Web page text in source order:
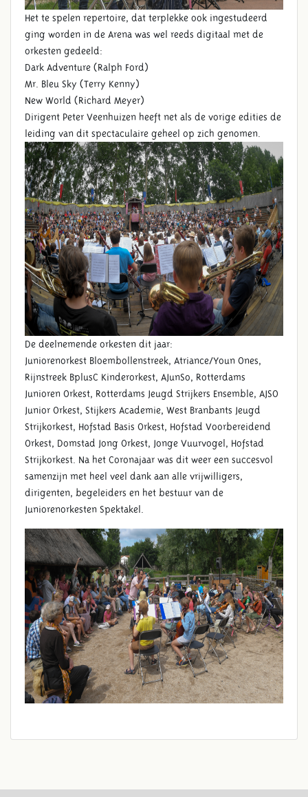
Het te spelen repertoire, dat terplekke ook ingestudeerd
ging worden in de Arena was wel reeds digitaal met de
orkesten gedeeld:
Dark Adventure (Ralph Ford)
Mr. Bleu Sky (Terry Kenny)
New World (Richard Meyer)
Dirigent Peter Veenhuizen heeft net als de vorige edities de
leiding van dit spectaculaire geheel op zich genomen.
De deelnemende orkesten dit jaar:
Juniorenorkest Bloembollenstreek, Atriance/Youn Ones,
Rijnstreek BplusC Kinderorkest, AJunSo, Rotterdams
Junioren Orkest, Rotterdams Jeugd Strijkers Ensemble, AJSO
Junior Orkest, Stijkers Academie, West Branbants Jeugd
Strijkorkest, Hofstad Basis Orkest, Hofstad Voorbereidend
Orkest, Domstad Jong Orkest, Jonge Vuurvogel, Hofstad
Strijkorkest. Na het Coronajaar was dit weer een succesvol
samenzijn met heel veel dank aan alle vrijwilligers,
dirigenten, begeleiders en het bestuur van de
Juniorenorkesten Spektakel.